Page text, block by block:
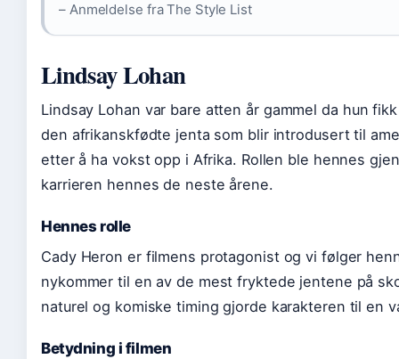
– Anmeldelse fra The Style List
Lindsay Lohan
Lindsay Lohan var bare atten år gammel da hun
den afrikanskfødte jenta som blir introdusert til
etter å ha vokst opp i Afrika. Rollen ble hennes
karrieren hennes de neste årene.
Hennes rolle
Cady Heron er filmens protagonist og vi følger
nykommer til en av de mest fryktede jentene på
naturel og komiske timing gjorde karakteren til en
Betydning i filmen